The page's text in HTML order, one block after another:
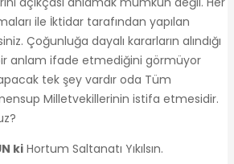
ile İktidar tarafından yapılan
Çoğunluğa dayalı kararların alındığı
bir anlam ifade etmediğini görmüyor
tek şey vardır oda Tüm
Milletvekillerinin istifa etmesidir.
ki Hortum Saltanatı Yıkılsın.